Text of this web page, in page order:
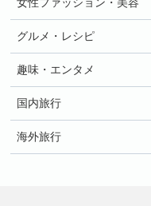
女性ファッション・美容
グルメ・レシピ
趣味・エンタメ
国内旅行
海外旅行